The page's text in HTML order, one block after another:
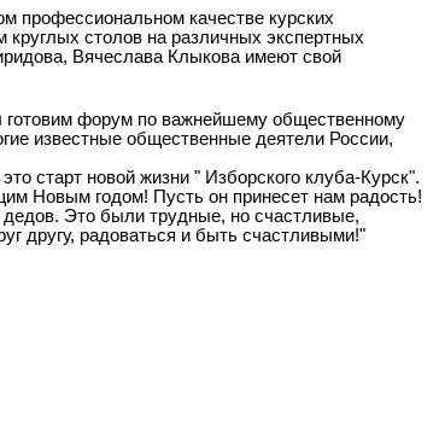
профессиональном качестве курских
круглых столов на различных экспертных
Вячеслава Клыкова имеют свой
форум по важнейшему общественному
известные общественные деятели России,
старт новой жизни " Изборского клуба-Курск".
Новым годом! Пусть он принесет нам радость!
Это были трудные, но счастливые,
другу, радоваться и быть счастливыми!"